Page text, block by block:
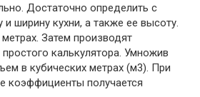
Достаточно определить с
ширину кухни, а также ее высоту.
Затем производят
калькулятора. Умножив
в кубических метрах (м3). При
коэффициенты получается